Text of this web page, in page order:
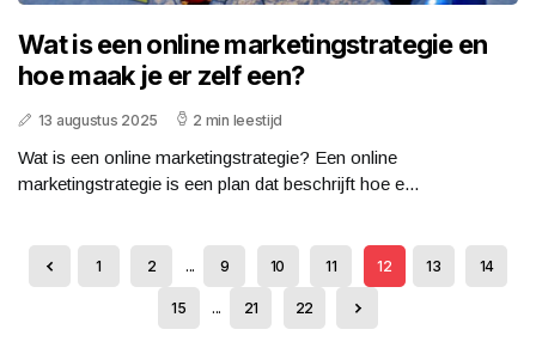
Wat is een online marketingstrategie en
hoe maak je er zelf een?
13 augustus 2025 2 min leestijd
Wat is een online marketingstrategie? Een online
marketingstrategie is een plan dat beschrijft hoe e...
1 2 ... 9 10 11 12 13 14
15 ... 21 22